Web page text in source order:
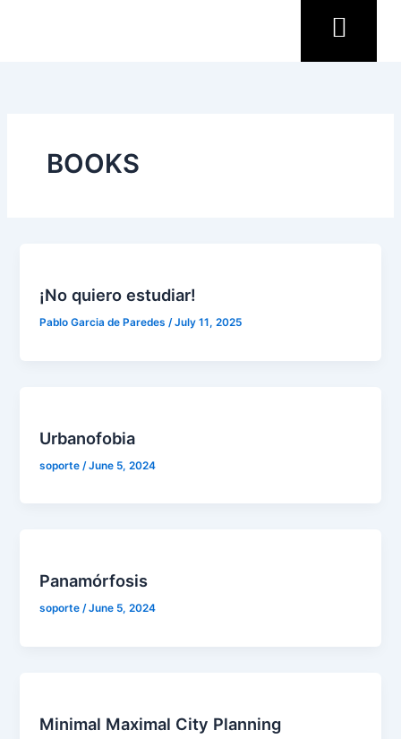
BOOKS
¡No quiero estudiar!
Pablo Garcia de Paredes/July 11, 2025
Urbanofobia
soporte /June 5, 2024
Panamórfosis
soporte/June 5, 2024
Minimal Maximal City Planning